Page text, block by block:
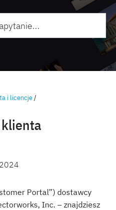
i licencje/
klienta
Portal”) dostawcy
Inc. – znajdziesz